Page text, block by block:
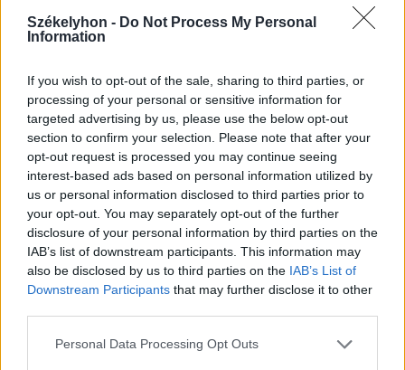
Székelyhon - Do Not Process My Personal
Information
If you wish to opt-out of the sale, sharing to third parties, or
processing of your personal or sensitive information for
targeted advertising by us, please use the below opt-out
section to confirm your selection. Please note that after your
opt-out request is processed you may continue seeing
interest-based ads based on personal information utilized by
us or personal information disclosed to third parties prior to
your opt-out. You may separately opt-out of the further
disclosure of your personal information by third parties on the
IAB’s list of downstream participants. This information may
also be disclosed by us to third parties on the IAB’s List of
Downstream Participants that may further disclose it to other
Personal Data Processing Opt Outs
FOTÓ: F1-THE MOVIE
A minőségi sport- ezen belül is az
autóversenyzős filmek közt van a
helye. A 2020-ban négy Oscar-jelölésig